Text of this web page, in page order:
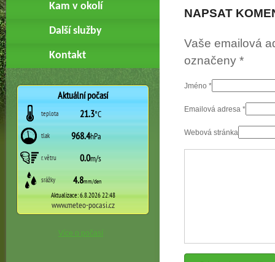
Kam v okolí
Další služby
Kontakt
Více o počasí
NAPSAT
Vaše emailová
označeny *
Jméno *
Emailová adresa *
Webová stránka